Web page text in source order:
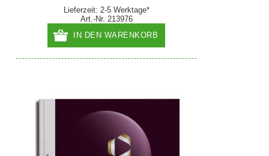
Lieferzeit: 2-5 Werktage*
Art.-Nr. 213976
IN DEN WARENKORB